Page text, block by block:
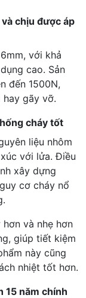
chịu được áp
với khả
cao. Sản
đến 1500N,
hay gãy vỡ.
cháy tốt
liệu nhôm
với lửa. Điều
xây dựng
cơ cháy nổ
và nhẹ hơn
giúp tiết kiệm
này cũng
nhiệt tốt hơn.
15 năm chính